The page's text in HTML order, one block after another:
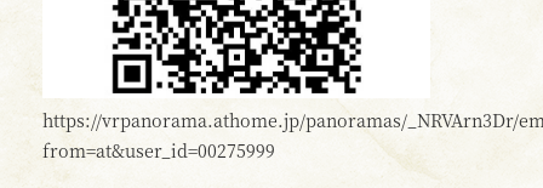
https://vrpanorama.athome.jp/panoramas/_NRVArn3Dr/
from=at&user_id=00275999